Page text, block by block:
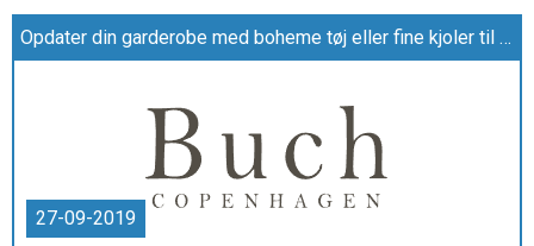
Opdater din garderobe med boheme tøj eller fine kjoler til gode priser
27-09-2019